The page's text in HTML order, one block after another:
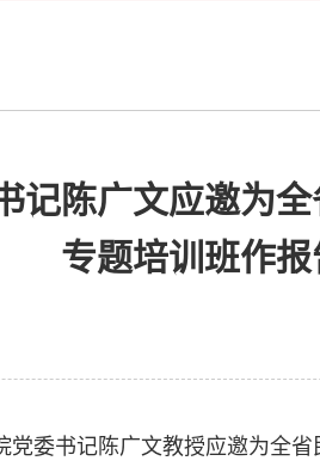
记陈广文应邀为
专题培训班作
党委书记陈广文教授应邀为全